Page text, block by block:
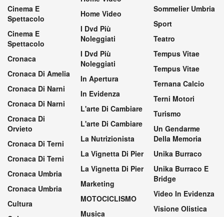
Cinema E
Spettacolo
Cinema E
Spettacolo
Cronaca
Cronaca Di Amelia
Cronaca Di Narni
Cronaca Di Narni
Cronaca Di
Orvieto
Cronaca Di Terni
Cronaca Di Terni
Cronaca Umbria
Cronaca Umbria
Cultura
Home Video
I Dvd Più
Noleggiati
I Dvd Più
Noleggiati
In Apertura
In Evidenza
L'arte Di Cambiare
L'arte Di Cambiare
La Nutrizionista
La Vignetta Di Pier
La Vignetta Di Pier
Marketing
MOTOCICLISMO
Musica
Sommelier Umbria
Sport
Teatro
Tempus Vitae
Tempus Vitae
Ternana Calcio
Terni Motori
Turismo
Un Gendarme
Della Memoria
Unika Burraco
Unika Burraco E
Bridge
Video In Evidenza
Visione Olistica